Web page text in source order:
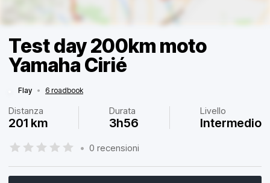
Test day 200km moto
Yamaha Cirié
Flay • 6 roadbook
Distanza
201 km
Durata
3h56
Livello
Intermedio
• 0 recensioni